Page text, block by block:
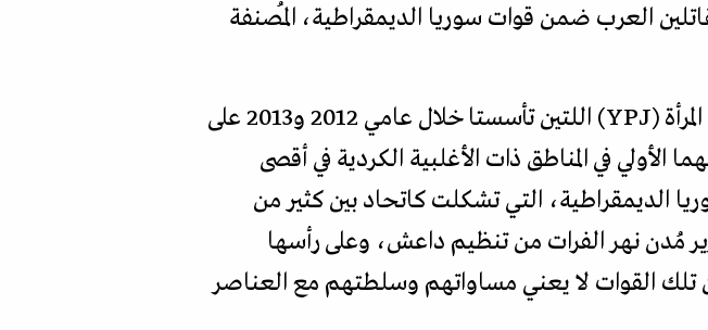
العرب ضمن قوات سوريا الديمقراطية، المُصنفة
واحدة تقول إن وحدات حماية الشعب (YPG) ووحدات حماية المرأة (YPJ) اللتين تأسستا خلال عامي 2012 و2013 على
في المناطق ذات الأغلبية الكردية في أقصى
الديمقراطية، التي تشكلت كاتحاد بين كثير من
2015، تحضيرا لمعركة تحرير مُدن نهر الفرات من تنظيم داعش، وعلى رأسها
تلك القوات لا يعني مساواتهم وسلطتهم مع العناصر